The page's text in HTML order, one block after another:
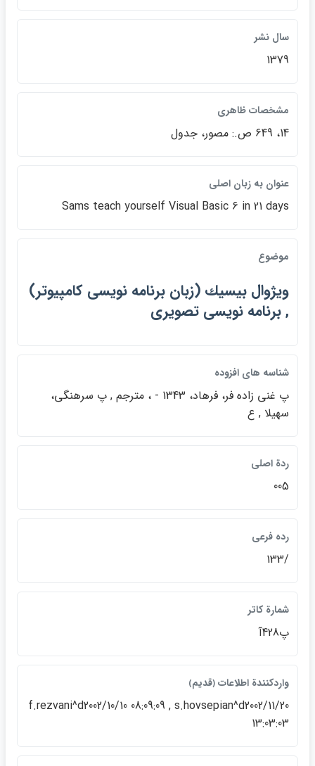
سال نشر
1379
مشخصات ظاهري
14، 649 ص.: مصور، جدول
عنوان به زبان اصلي
Sams teach yourself Visual Basic 6 in 21 days
موضوع
ويژوال بيسيك (زبان برنامه نويسي كامپيوتر)
, برنامه نويسي تصويري
شناسه هاي افزوده
پ غني زاده فر، فرهاد، 1343 - ، مترجم , پ سرهنگي،
سهيلا , ع
ردة اصلي
005
رده فرعي
/133
شمارة كاتر
پ428آ
واردكنندة اطلاعات ﴿قديم﴾
f.rezvani^d2002/10/10 08:09:09 , s.hovsepian^d2002/11/20
13:03:03